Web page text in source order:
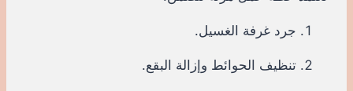
جرد غرفة الغسيل.
تنظيف الحوائط وإزالة البقع.